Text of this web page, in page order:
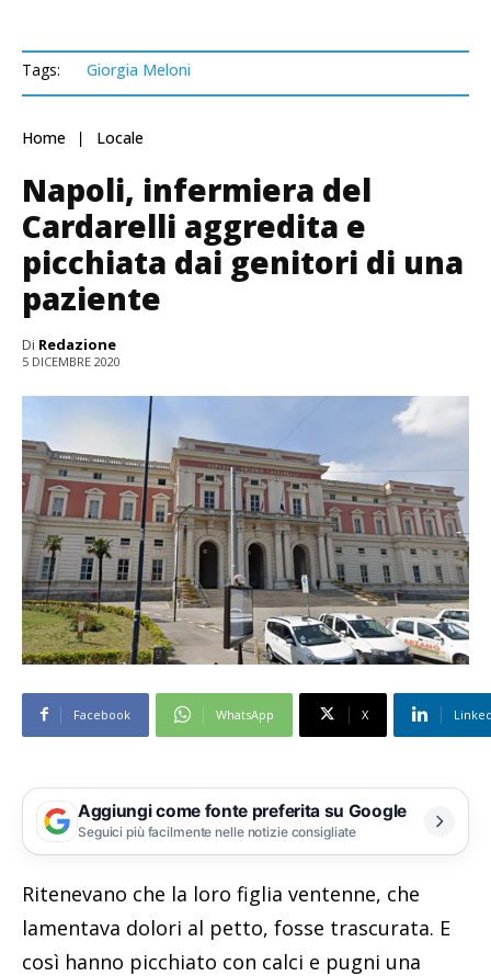
Tags: Giorgia Meloni
Home Locale
Napoli, infermiera del
Cardarelli aggredita e
picchiata dai genitori di una
paziente
Di Redazione
5 DICEMBRE 2020
Facebook WhatsApp X
Aggiungi come fonte preferita su Google
Seguici più facilmente nelle notizie consigliate
Ritenevano che la loro figlia ventenne, che
lamentava dolori al petto, fosse trascurata. E
così hanno picchiato con calci e pugni una